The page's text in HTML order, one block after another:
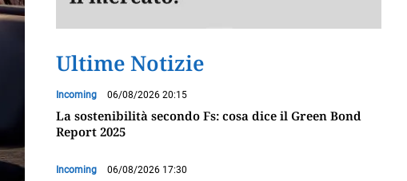
Ultime Notizie
Incoming 06/08/2026 20:15
La sostenibilità secondo Fs: cosa dice il Green Bond
Report 2025
Incoming 06/08/2026 17:30